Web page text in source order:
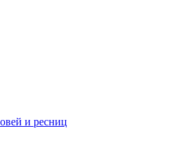
и ресниц